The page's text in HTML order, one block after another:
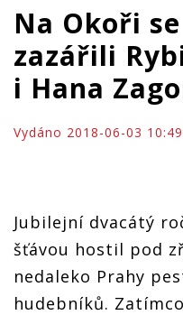
Na Okoři
zazářili
i Hana
Vydáno 2018-06-03
Jubilejní dvacátý
šťávou hostil pod
nedaleko Prahy
hudebníků.